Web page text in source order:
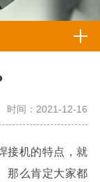
时间：2021-12-16
接机的特点，就
那么肯定大家都